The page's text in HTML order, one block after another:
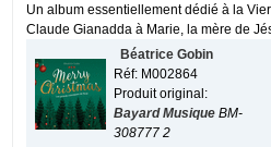
Un album essentiellement dédié à la
Claude Gianadda à Marie, la mère de
Béatrice Gobin
Réf: M002864
Produit original:
Bayard Musique BM-
308777 2